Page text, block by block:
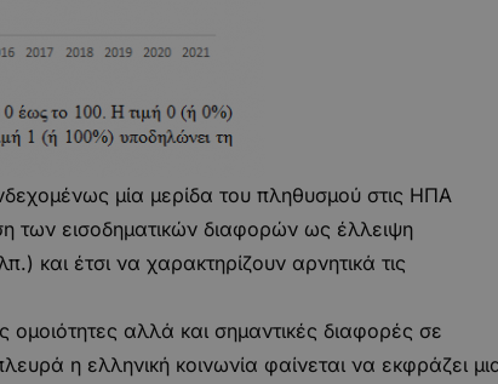
μία μερίδα του πληθυσμού στις ΗΠΑ
των εισοδηματικών διαφορών ως έλλειψη
και έτσι να χαρακτηρίζουν αρνητικά τις
αλλά και σημαντικές διαφορές σε
η ελληνική κοινωνία φαίνεται να εκφράζει